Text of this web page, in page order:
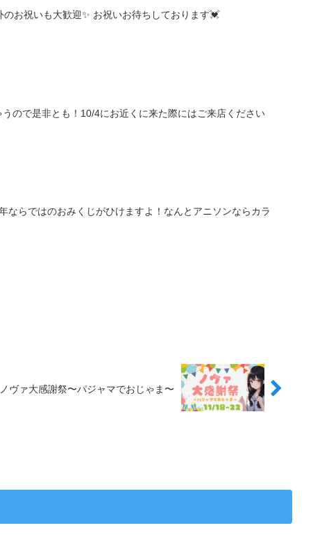
お祝いも大歓迎✨ お祝いお待ちしております💓
ので是非とも！10/4にお近くに来た際にはご来店ください
らではのおみくじがひけますよ！なんとアニソンならカラ
ヴァ大感謝祭〜パジャマでおじゃま〜